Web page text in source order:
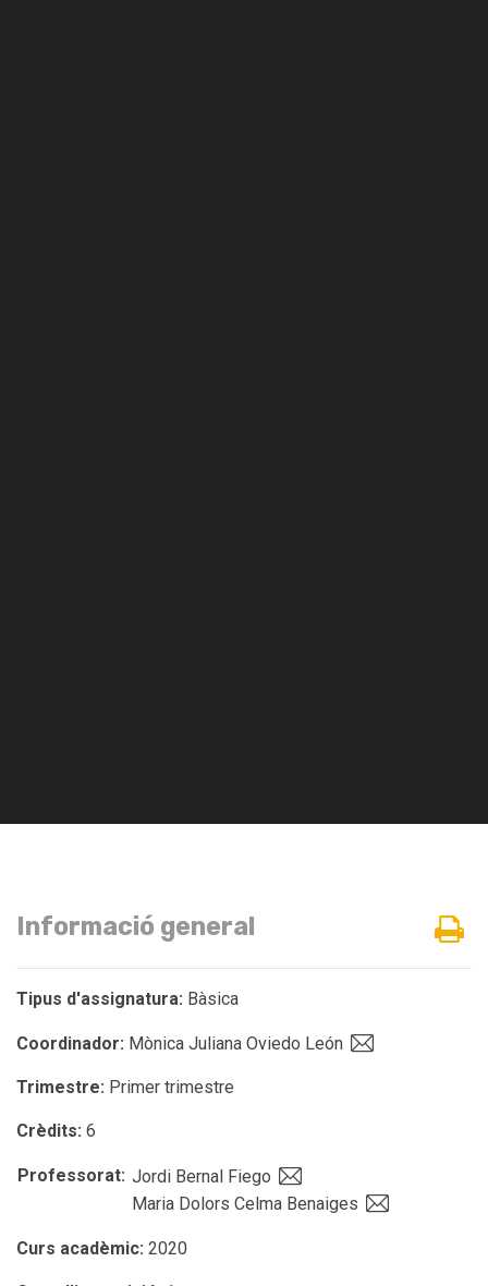
Informació general
Tipus d'assignatura: Bàsica
Coordinador: Mònica Juliana Oviedo León
Trimestre: Primer trimestre
Crèdits: 6
Professorat: Jordi Bernal Fiego
Maria Dolors Celma Benaiges
Curs acadèmic: 2020